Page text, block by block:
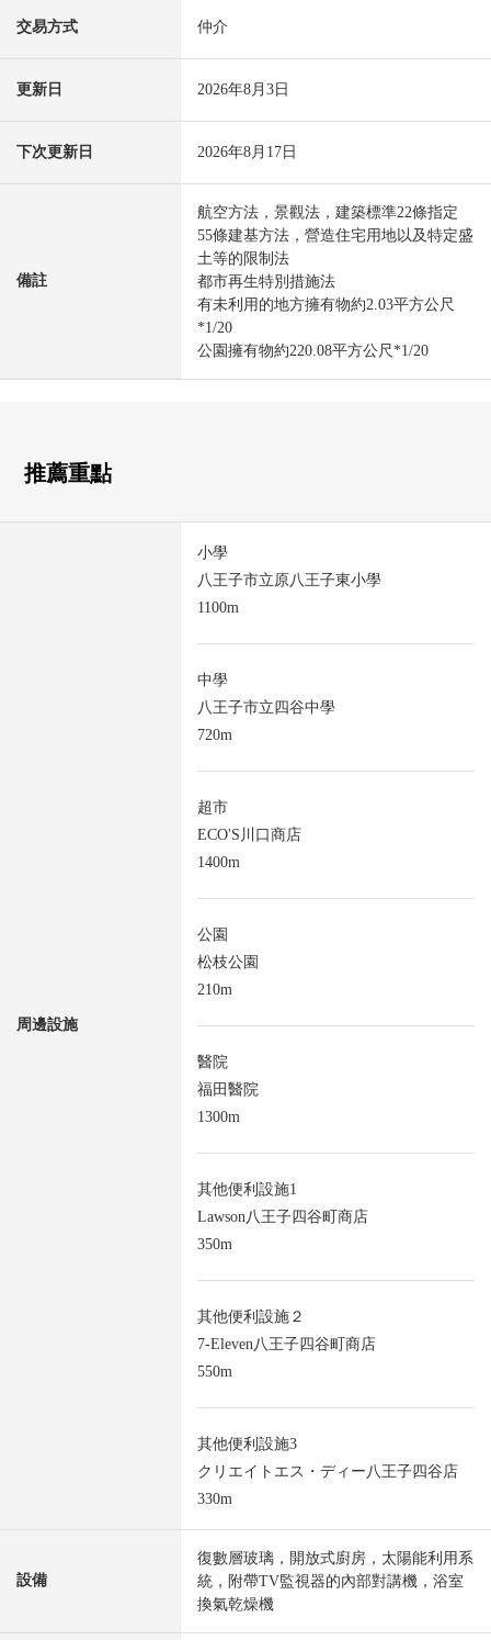
交易方式 仲介
更新日 2026年8月3日
下次更新日 2026年8月17日
備註
航空方法，景觀法，建築標準22條指定
55條建基方法，營造住宅用地以及特定盛
土等的限制法
都市再生特別措施法
有未利用的地方擁有物約2.03平方公尺
*1/20
公園擁有物約220.08平方公尺*1/20
推薦重點
周邊設施
小學
八王子市立原八王子東小學
1100m
中學
八王子市立四谷中學
720m
超市
ECO'S川口商店
1400m
公園
松枝公園
210m
醫院
福田醫院
1300m
其他便利設施1
Lawson八王子四谷町商店
350m
其他便利設施２
7-Eleven八王子四谷町商店
550m
其他便利設施3
クリエイトエス・ディー八王子四谷店
330m
設備
復數層玻璃，開放式廚房，太陽能利用系
統，附帶TV監視器的內部對講機，浴室
換氣乾燥機